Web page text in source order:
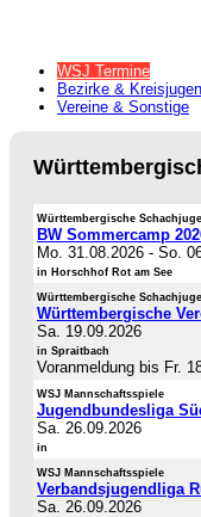
WSJ Termine
Bezirke &
Vereine & Sonstige
Württembergische
BW Sommercamp
Mo. 31.08.2026 - So.
in Horschhof Rot am See
Württembergische
Württembergische
Sa. 19.09.2026
in Spraitbach
Voranmeldung bis Fr.
WSJ Mannschaftsspiele
Jugendbundesliga
Sa. 26.09.2026
in
WSJ Mannschaftsspiele
Verbandsjugendliga
Sa. 26.09.2026